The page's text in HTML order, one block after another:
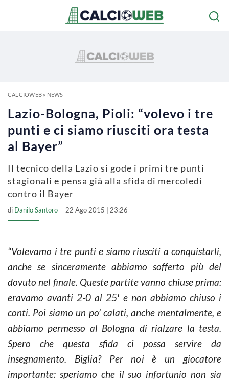
CALCIOWEB» NEWS
Lazio-Bologna, Pioli: “volevo i tre
punti e ci siamo riusciti ora testa
al Bayer”
Il tecnico della Lazio si gode i primi tre punti
stagionali e pensa già alla sfida di mercoledì
contro il Bayer
di Danilo Santoro 22 Ago 2015 | 23:26
“Volevamo i tre punti e siamo riusciti a conquistarli,
anche se sinceramente abbiamo sofferto più del
dovuto nel finale. Queste partite vanno chiuse prima:
eravamo avanti 2-0 al 25′ e non abbiamo chiuso i
conti. Poi siamo un po’ calati, anche mentalmente, e
abbiamo permesso al Bologna di rialzare la testa.
Spero che questa sfida ci possa servire da
insegnamento. Biglia? Per noi è un giocatore
importante: speriamo che il suo infortunio non sia